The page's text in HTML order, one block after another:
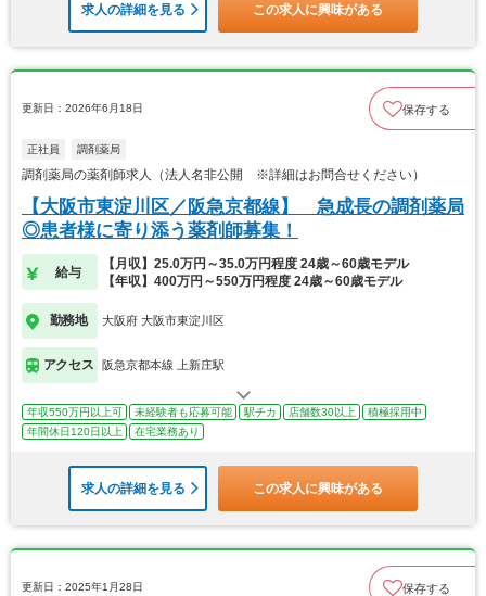
求人の詳細を見る この求人に興味がある
更新日：2026年6月18日 保存する
正社員 調剤薬局
調剤薬局の薬剤師求人（法人名非公開 ※詳細はお問合せください）
【大阪市東淀川区／阪急京都線】 急成長の調剤薬局
◎患者様に寄り添う薬剤師募集！
給与
【月収】25.0万円～35.0万円程度 24歳～60歳モデル
【年収】400万円～550万円程度 24歳～60歳モデル
勤務地 大阪府 大阪市東淀川区
アクセス 阪急京都本線 上新庄駅
年収550万円以上可 未経験者も応募可能 駅チカ 店舗数30以上
積極採用中
年間休日120日以上
在宅業務あり
求人の詳細を見る この求人に興味がある
更新日：2025年1月28日 保存する